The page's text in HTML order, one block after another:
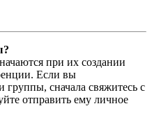
при их создании
Если вы
группы, сначала свяжитесь с
отправить ему личное